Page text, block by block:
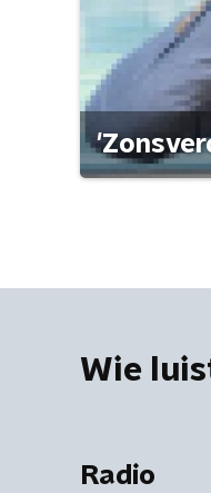
Wie
Radio